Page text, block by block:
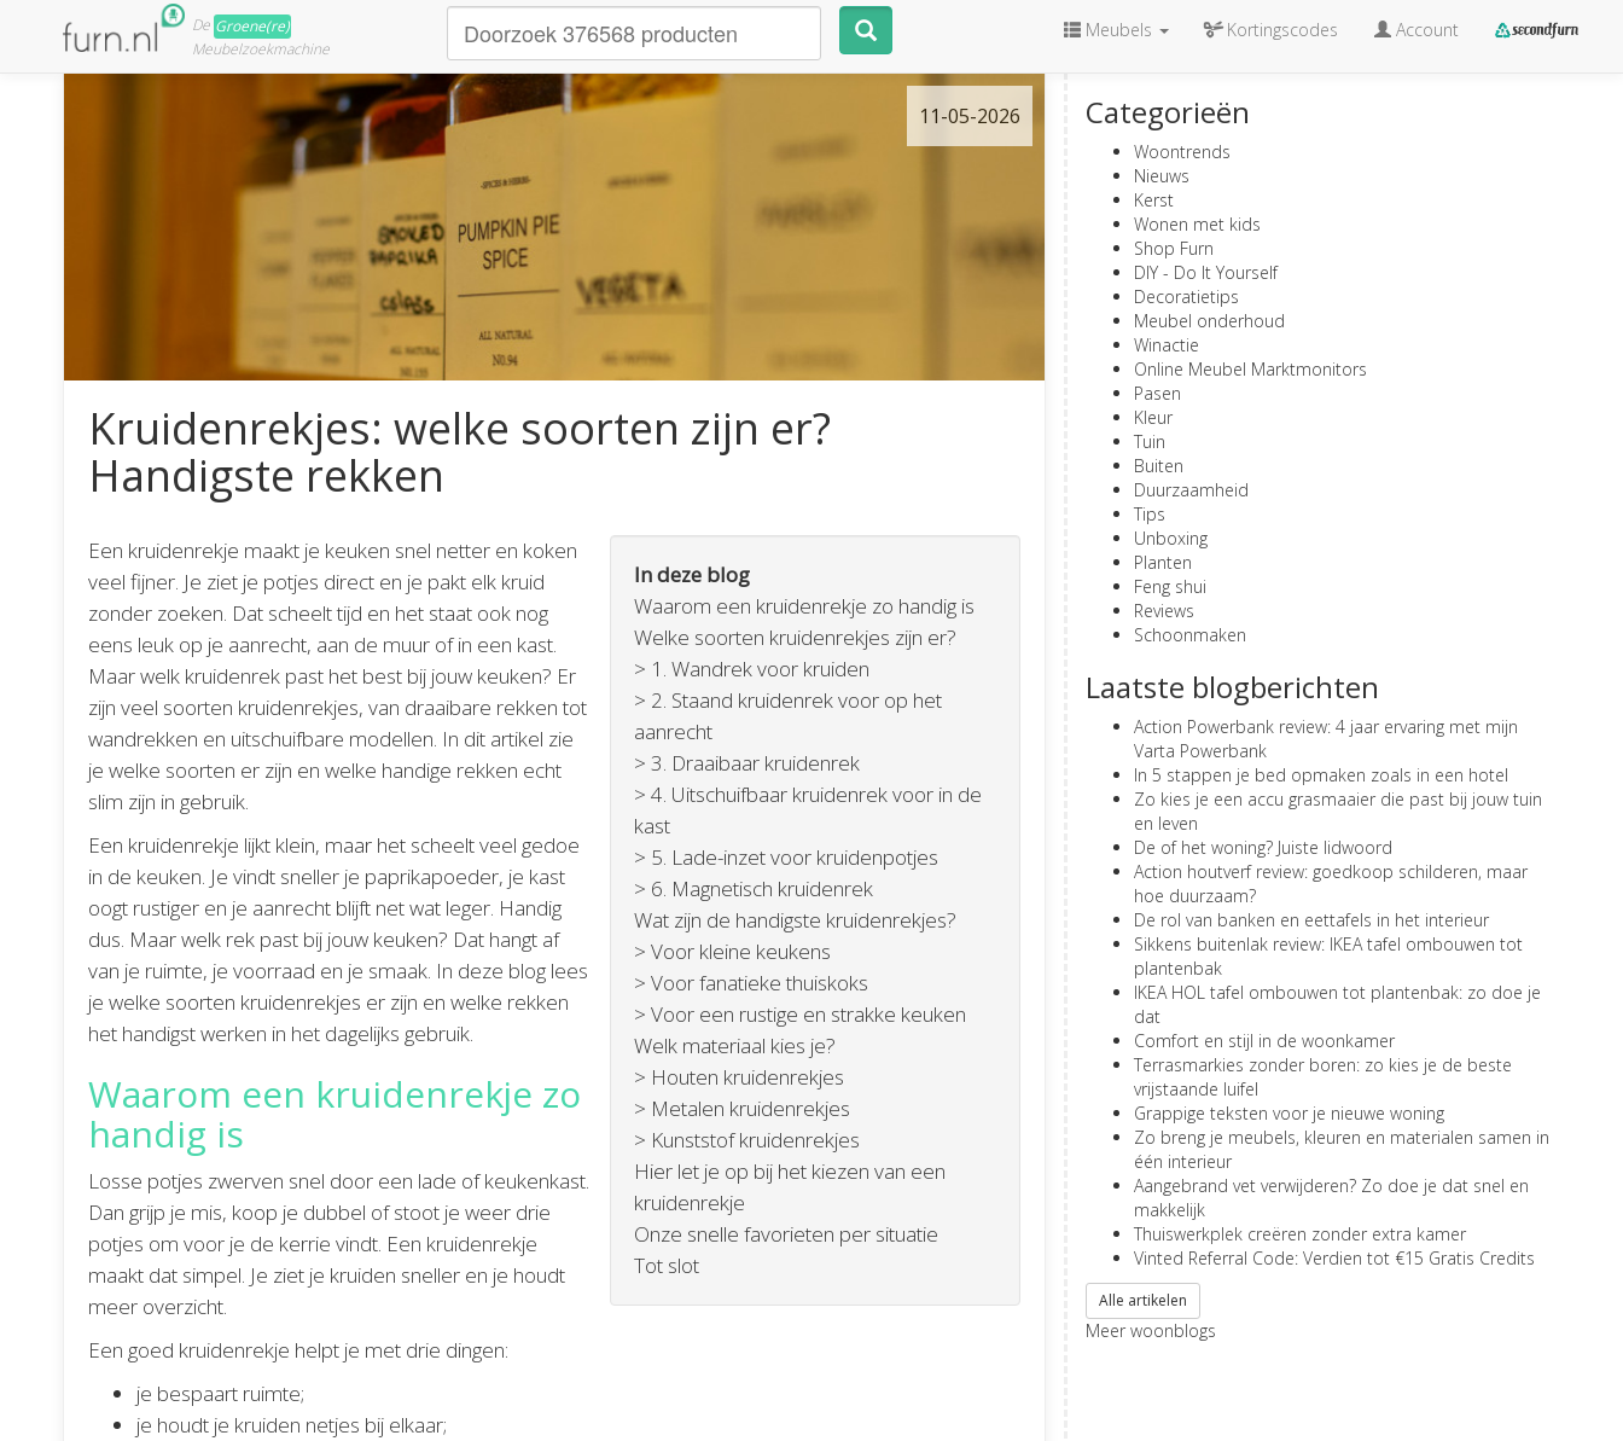
De Groene(re)
Meubelzoekmachine
Meubels Kortingscodes Account
Kruidenrekjes: welke soorten zijn er?
Handigste rekken
11-05-2026
In deze blog
Waarom een kruidenrekje zo handig is
Welke soorten kruidenrekjes zijn er?
> 1. Wandrek voor kruiden
> 2. Staand kruidenrek voor op het
aanrecht
> 3. Draaibaar kruidenrek
> 4. Uitschuifbaar kruidenrek voor in de
kast
> 5. Lade-inzet voor kruidenpotjes
> 6. Magnetisch kruidenrek
Wat zijn de handigste kruidenrekjes?
> Voor kleine keukens
> Voor fanatieke thuiskoks
> Voor een rustige en strakke keuken
Welk materiaal kies je?
> Houten kruidenrekjes
> Metalen kruidenrekjes
> Kunststof kruidenrekjes
Hier let je op bij het kiezen van een
kruidenrekje
Onze snelle favorieten per situatie
Tot slot
Een kruidenrekje maakt je keuken snel netter en koken
veel fijner. Je ziet je potjes direct en je pakt elk kruid
zonder zoeken. Dat scheelt tijd en het staat ook nog
eens leuk op je aanrecht, aan de muur of in een kast.
Maar welk kruidenrek past het best bij jouw keuken? Er
zijn veel soorten kruidenrekjes, van draaibare rekken tot
wandrekken en uitschuifbare modellen. In dit artikel zie
je welke soorten er zijn en welke handige rekken echt
slim zijn in gebruik.
Een kruidenrekje lijkt klein, maar het scheelt veel gedoe
in de keuken. Je vindt sneller je paprikapoeder, je kast
oogt rustiger en je aanrecht blijft net wat leger. Handig
dus. Maar welk rek past bij jouw keuken? Dat hangt af
van je ruimte, je voorraad en je smaak. In deze blog lees
je welke soorten kruidenrekjes er zijn en welke rekken
het handigst werken in het dagelijks gebruik.
Waarom een kruidenrekje zo
handig is
Losse potjes zwerven snel door een lade of keukenkast.
Dan grijp je mis, koop je dubbel of stoot je weer drie
potjes om voor je de kerrie vindt. Een kruidenrekje
maakt dat simpel. Je ziet je kruiden sneller en je houdt
meer overzicht.
Een goed kruidenrekje helpt je met drie dingen:
je bespaart ruimte;
je houdt je kruiden netjes bij elkaar;
Categorieën
Woontrends
Nieuws
Kerst
Wonen met kids
Shop Furn
DIY - Do It Yourself
Decoratietips
Meubel onderhoud
Winactie
Online Meubel Marktmonitors
Pasen
Kleur
Tuin
Buiten
Duurzaamheid
Tips
Unboxing
Planten
Feng shui
Reviews
Schoonmaken
Laatste blogberichten
Action Powerbank review: 4 jaar ervaring met mijn
Varta Powerbank
In 5 stappen je bed opmaken zoals in een hotel
Zo kies je een accu grasmaaier die past bij jouw tuin
en leven
De of het woning? Juiste lidwoord
Action houtverf review: goedkoop schilderen, maar
hoe duurzaam?
De rol van banken en eettafels in het interieur
Sikkens buitenlak review: IKEA tafel ombouwen tot
plantenbak
IKEA HOL tafel ombouwen tot plantenbak: zo doe je
dat
Comfort en stijl in de woonkamer
Terrasmarkies zonder boren: zo kies je de beste
vrijstaande luifel
Grappige teksten voor je nieuwe woning
Zo breng je meubels, kleuren en materialen samen in
één interieur
Aangebrand vet verwijderen? Zo doe je dat snel en
makkelijk
Thuiswerkplek creëren zonder extra kamer
Vinted Referral Code: Verdien tot €15 Gratis Credits
Alle artikelen
Meer woonblogs